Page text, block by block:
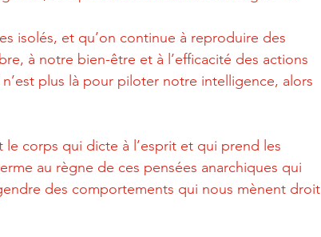
isolés, et qu’on continue à reproduire des
à notre bien-être et à l’efficacité des actions
plus là pour piloter notre intelligence, alors
le corps qui dicte à l’esprit et qui prend les
au règne de ces pensées anarchiques qui
des comportements qui nous mènent droit